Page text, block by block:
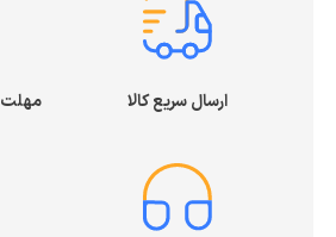
ارسال سریع کالا مهلت ۷ روز بازگشت کالا